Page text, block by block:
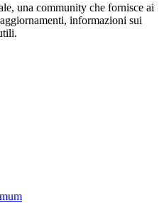
una community che fornisce ai
informazioni sui